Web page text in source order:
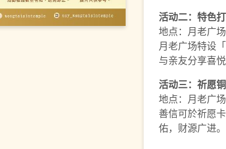
活动二：特色
地点：月老广场
月老广场特设
与亲友分享喜悦
活动三：祈愿
地点：月老广场
善信可於祈愿
佑，财源广进。